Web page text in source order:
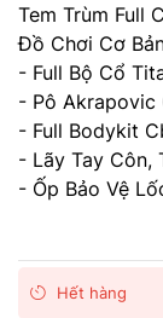
Tem Trùm Full
Đồ Chơi Cơ
- Full Bộ Cổ
- Pô Akrapovic
- Full Bodykit
- Lãy Tay Côn,
- Ốp Bảo Vệ
Hết hàng